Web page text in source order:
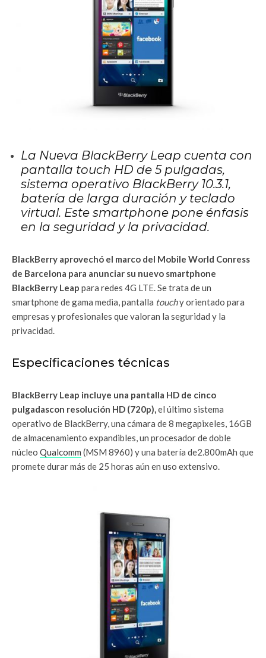
La Nueva BlackBerry Leap cuenta con
pantalla touch HD de 5 pulgadas,
sistema operativo BlackBerry 10.3.1,
batería de larga duración y teclado
virtual. Este smartphone pone énfasis
en la seguridad y la privacidad.
BlackBerry aprovechó el marco del Mobile World Conress
de Barcelona para anunciar su nuevo smartphone
BlackBerry Leap para redes 4G LTE. Se trata de un
smartphone de gama media, pantalla touchy orientado para
empresas y profesionales que valoran la seguridad y la
privacidad.
Especificaciones técnicas
BlackBerry Leap incluye una pantalla HD de cinco
pulgadascon resolución HD (720p),el último sistema
operativo de BlackBerry, una cámara de 8 megapixeles, 16GB
de almacenamiento expandibles, un procesador de doble
núcleo Qualcomm (MSM 8960) y una batería de2.800mAh que
promete durar más de 25 horas aún en uso extensivo.